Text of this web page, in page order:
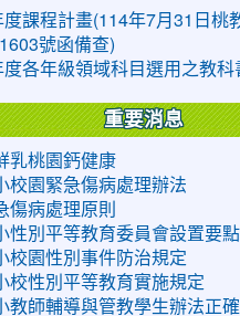
度課程計畫(114年7月31日桃
號函備查)
度各年級領域科目選用之教科
重要消息
乳桃園鈣健康
校園緊急傷病處理辦法
傷病處理原則
性別平等教育委員會設置要點
校園性別事件防治規定
校性別平等教育實施規定
教師輔導與管教學生辦法正